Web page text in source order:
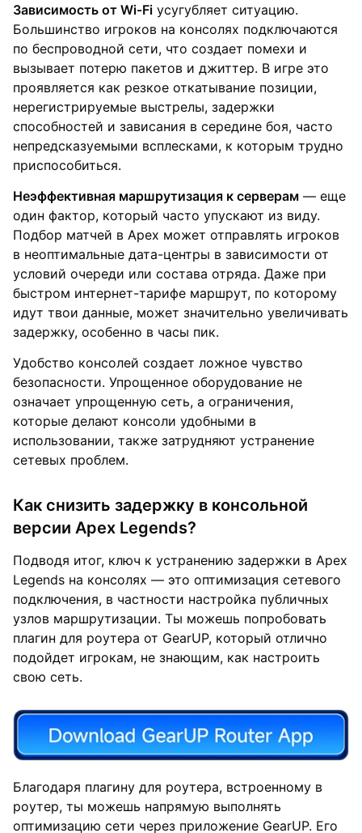
Зависимость от Wi‑Fi усугубляет ситуацию.
Большинство игроков на консолях подключаются
по беспроводной сети, что создает помехи и
вызывает потерю пакетов и джиттер. В игре это
проявляется как резкое откатывание позиции,
нерегистрируемые выстрелы, задержки
способностей и зависания в середине боя, часто
непредсказуемыми всплесками, к которым трудно
приспособиться.
Неэффективная маршрутизация к серверам — еще
один фактор, который часто упускают из виду.
Подбор матчей в Apex может отправлять игроков
в неоптимальные дата-центры в зависимости от
условий очереди или состава отряда. Даже при
быстром интернет-тарифе маршрут, по которому
идут твои данные, может значительно увеличивать
задержку, особенно в часы пик.
Удобство консолей создает ложное чувство
безопасности. Упрощенное оборудование не
означает упрощенную сеть, а ограничения,
которые делают консоли удобными в
использовании, также затрудняют устранение
сетевых проблем.
Как снизить задержку в консольной
версии Apex Legends?
Подводя итог, ключ к устранению задержки в Apex
Legends на консолях — это оптимизация сетевого
подключения, в частности настройка публичных
узлов маршрутизации. Ты можешь попробовать
плагин для роутера от GearUP, который отлично
подойдет игрокам, не знающим, как настроить
свою сеть.
Благодаря плагину для роутера, встроенному в
роутер, ты можешь напрямую выполнять
оптимизацию сети через приложение GearUP. Его